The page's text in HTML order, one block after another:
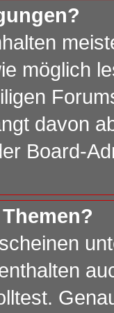
möglich
davon
Board-